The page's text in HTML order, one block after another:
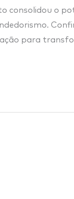
consolidou o
para